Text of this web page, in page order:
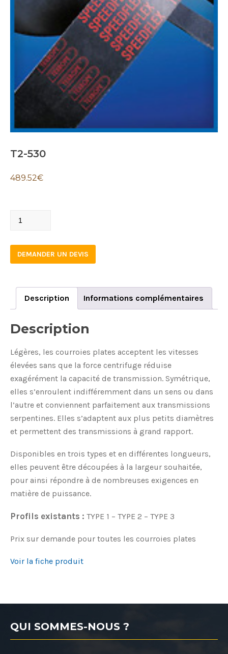
T2-530
489.52€
T2-
quantity
DEMANDER UN DEVIS
Description Informations complémentaires
Description
Légères, les courroies plates acceptent les vitesses
élevées sans que la force centrifuge réduise
exagérément la capacité de transmission. Symétrique,
elles s’enroulent indifféremment dans un sens ou dans
l’autre et conviennent parfaitement aux transmissions
serpentines. Elles s’adaptent aux plus petits diamètres
et permettent des transmissions à grand rapport.
Disponibles en trois types et en différentes longueurs,
elles peuvent être découpées à la largeur souhaitée,
pour ainsi répondre à de nombreuses exigences en
matière de puissance.
Profils existants : TYPE 1 – TYPE 2 – TYPE 3
Prix sur demande pour toutes les courroies plates
Voir la fiche produit
QUI SOMMES-NOUS ?